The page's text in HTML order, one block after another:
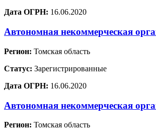
Дата ОГРН: 16.06.2020
Автономная некоммерческая
Регион: Томская область
Статус: Зарегистрированные
Дата ОГРН: 16.06.2020
Автономная некоммерческая
Регион: Томская область